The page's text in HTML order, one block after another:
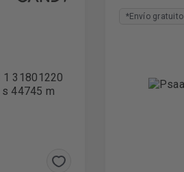
*Envío gratuito